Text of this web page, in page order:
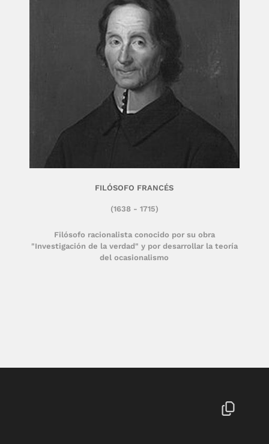
Filósofo racionalista conocido por su obra
"Investigación de la verdad" y por desarrollar la teoría
del ocasionalismo
(1638 - 1715)
FILÓSOFO FRANCÉS